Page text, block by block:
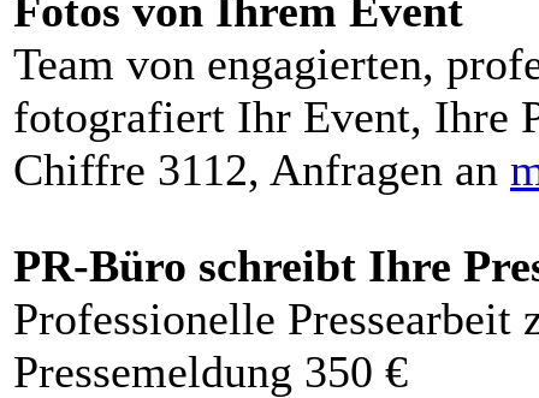
Fotos von Ihrem Event
Team von engagierten,
fotografiert Ihr Event, Ihre
Chiffre 3112, Anfragen an
PR-Büro schreibt Ihre
Professionelle Pressearbeit
Pressemeldung 350 €